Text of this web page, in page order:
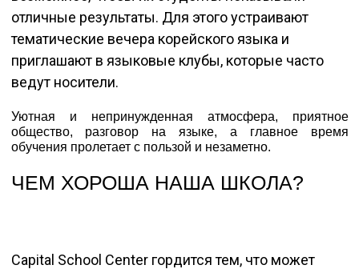
отличные результаты. Для этого устраивают
тематические вечера корейского языка и
приглашают в языковые клубы, которые часто
ведут носители.
Уютная и непринужденная атмосфера, приятное
общество, разговор на языке, а главное время
обучения пролетает с пользой и незаметно.
ЧЕМ ХОРОША НАША ШКОЛА?
Capital School Center гордится тем, что может